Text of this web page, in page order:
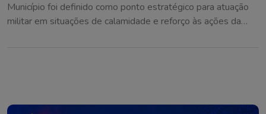
Município foi definido como ponto estratégico para atuação
militar em situações de calamidade e reforço às ações da